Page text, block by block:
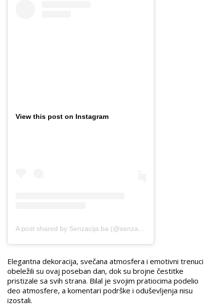
View this post on Instagram
Elegantna dekoracija, svečana atmosfera i emotivni trenuci
obeležili su ovaj poseban dan, dok su brojne čestitke
pristizale sa svih strana. Bilal je svojim pratiocima podelio
deo atmosfere, a komentari podrške i oduševljenja nisu
izostali.